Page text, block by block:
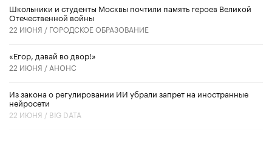
Школьники и студенты Москвы почтили память героев Великой
Отечественной войны
22 ИЮНЯ / ГОРОДСКОЕ ОБРАЗОВАНИЕ
«Егор, давай во двор!»
22 ИЮНЯ / АНОНС
Из закона о регулировании ИИ убрали запрет на иностранные
нейросети
22 ИЮНЯ / BIG DATA